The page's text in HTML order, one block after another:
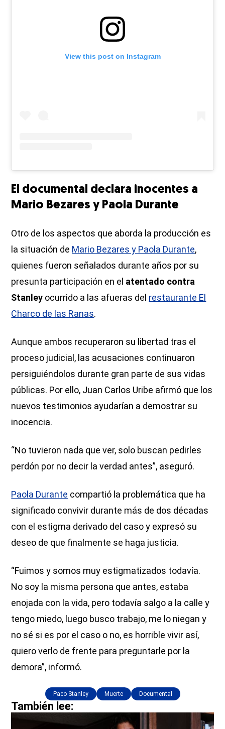
View this post on Instagram
El documental declara inocentes a
Mario Bezares y Paola Durante
Otro de los aspectos que aborda la producción es
la situación de Mario Bezares y Paola Durante,
quienes fueron señalados durante años por su
presunta participación en el atentado contra
Stanley ocurrido a las afueras del restaurante El
Charco de las Ranas.
Aunque ambos recuperaron su libertad tras el
proceso judicial, las acusaciones continuaron
persiguiéndolos durante gran parte de sus vidas
públicas. Por ello, Juan Carlos Uribe afirmó que los
nuevos testimonios ayudarían a demostrar su
inocencia.
“No tuvieron nada que ver, solo buscan pedirles
perdón por no decir la verdad antes”, aseguró.
Paola Durante compartió la problemática que ha
significado convivir durante más de dos décadas
con el estigma derivado del caso y expresó su
deseo de que finalmente se haga justicia.
“Fuimos y somos muy estigmatizados todavía.
No soy la misma persona que antes, estaba
enojada con la vida, pero todavía salgo a la calle y
tengo miedo, luego busco trabajo, me lo niegan y
no sé si es por el caso o no, es horrible vivir así,
quiero verlo de frente para preguntarle por la
demora”, informó.
Paco Stanley Muerte Documental
También lee: